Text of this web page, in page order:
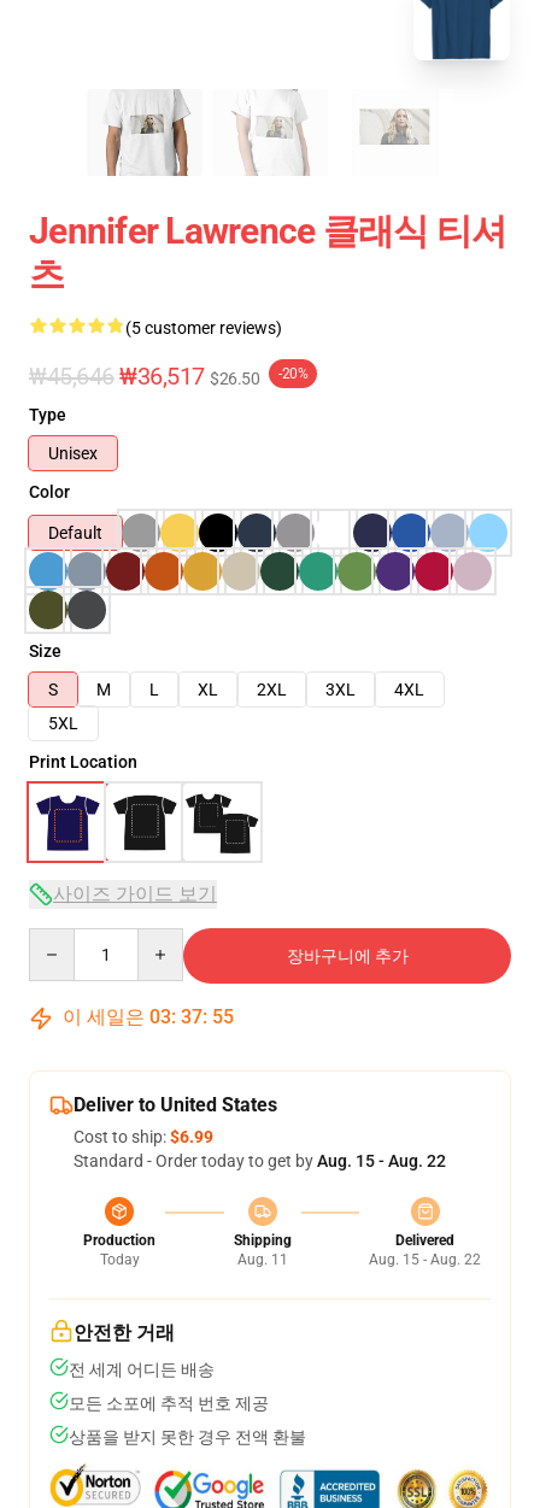
Jennifer Lawrence 클래식 티셔
츠
(5 customer reviews)
₩45,646₩36,517 $26.50 -20%
Type
Unisex
Color
Default
Size
S
M L XL 2XL 3XL
4XL
5XL
Print Location
사이즈 가이드 보기
장바구니에 추가
이 세일은 03: 37: 54
Deliver to United States
Cost to ship:$6.99
Standard - Order today to get byAug. 15 - Aug. 22
Production
Today
Shipping
Aug. 11
Delivered
Aug. 15 - Aug. 22
안전한 거래
전 세계 어디든 배송
모든 소포에 추적 번호 제공
상품을 받지 못한 경우 전액 환불